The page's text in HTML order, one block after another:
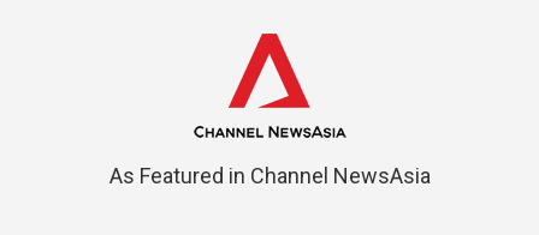
As Featured in Channel NewsAsia